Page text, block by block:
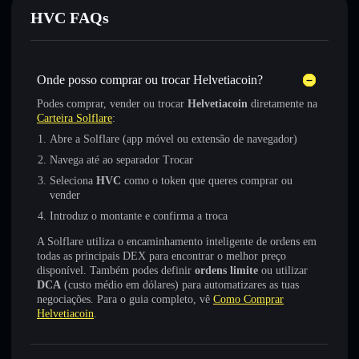
HVC FAQs
Onde posso comprar ou trocar Helvetiacoin?
Podes comprar, vender ou trocar Helvetiacoin diretamente na
Carteira Solflare:
Abre a Solflare (app móvel ou extensão de navegador)
Navega até ao separador Trocar
Seleciona HVC como o token que queres comprar ou
vender
Introduz o montante e confirma a troca
A Solflare utiliza o encaminhamento inteligente de ordens em
todas as principais DEX para encontrar o melhor preço
disponível. Também podes definir ordens limite ou utilizar
DCA (custo médio em dólares) para automatizares as tuas
negociações. Para o guia completo, vê Como Comprar
Helvetiacoin.